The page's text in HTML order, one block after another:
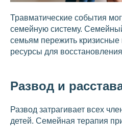
Травматические события
семейную систему.
семьям пережить
ресурсы для
Развод и
Развод затрагивает всех
детей. Семейная терапия